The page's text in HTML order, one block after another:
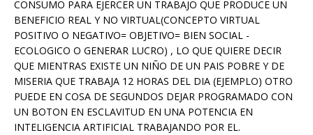
CONSUMO PARA EJERCER UN TRABAJO QUE PRODUCE UN
BENEFICIO REAL Y NO VIRTUAL(CONCEPTO VIRTUAL
POSITIVO O NEGATIVO= OBJETIVO= BIEN SOCIAL -
ECOLOGICO O GENERAR LUCRO) , LO QUE QUIERE DECIR
QUE MIENTRAS EXISTE UN NIÑO DE UN PAIS POBRE Y DE
MISERIA QUE TRABAJA 12 HORAS DEL DIA (EJEMPLO) OTRO
PUEDE EN COSA DE SEGUNDOS DEJAR PROGRAMADO CON
UN BOTON EN ESCLAVITUD EN UNA POTENCIA EN
INTELIGENCIA ARTIFICIAL TRABAJANDO POR EL.